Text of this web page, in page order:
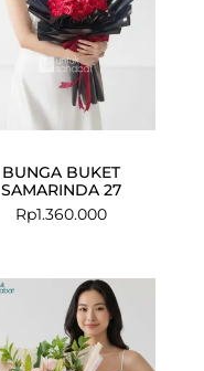
BUNGA BUKET
SAMARINDA 27
Rp1.360.000